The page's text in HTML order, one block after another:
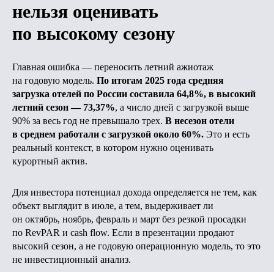
нельзя оценивать
по высокому сезону
Главная ошибка — переносить летний ажиотаж
на годовую модель. По итогам 2025 года средняя
загрузка отелей по России составила 64,8%, в высокий
летний сезон — 73,37%, а число дней с загрузкой выше
90% за весь год не превышало трех. В несезон отели
в среднем работали с загрузкой около 60%. Это и есть
реальный контекст, в котором нужно оценивать
курортный актив.
Для инвестора потенциал дохода определяется не тем, как
объект выглядит в июле, а тем, выдерживает ли
он октябрь, ноябрь, февраль и март без резкой просадки
по RevPAR и cash flow. Если в презентации продают
высокий сезон, а не годовую операционную модель, то это
не инвестиционный анализ.